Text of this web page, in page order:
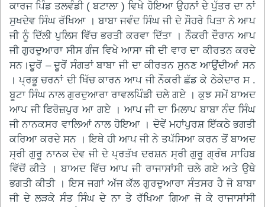
ਕਾਰਜ ਪਿੰਡ ਤਲਵੰਡੀ ( ਬਟਾਲਾ ) ਵਿਖੇ ਹੋਇਆ ਉਹਨਾਂ ਦੇ ਪੁੱਤਰ ਦਾ ਨਾਂ
ਸੁਖਦੇਵ ਸਿੰਘ ਰੱਖਿਆ । ਬਾਬਾ ਜਵੰਦ ਸਿੰਘ ਜੀ ਦੇ ਸੌਹਰੇ ਪਿਤਾ ਨੇ ਆਪ
ਜੀ ਨੂੰ ਦਿੱਲੀ ਪੁਲਿਸ ਵਿੱਚ ਭਰਤੀ ਕਰਵਾ ਦਿੱਤਾ । ਨੌਕਰੀ ਦੌਰਾਨ ਆਪ
ਜੀ ਗੁਰਦੁਆਰਾ ਸੀਸ ਗੰਜ ਵਿਖੇ ਆਸਾ ਜੀ ਦੀ ਵਾਰ ਦਾ ਕੀਰਤਨ ਕਰਦੇ
ਸਨ।ਦੂਰੋਂ – ਦੂਰੋਂ ਸੰਗਤਾਂ ਬਾਬਾ ਜੀ ਦਾ ਕੀਰਤਨ ਸੁਨਣ ਆਉਂਦੀਆਂ ਸਨ
। ਪ੍ਰਭੂ ਚਰਨਾਂ ਦੀ ਖਿੱਚ ਕਾਰਨ ਆਪ ਜੀ ਨੌਕਰੀ ਛੱਡ ਕੇ ਠੇਕੇਦਾਰ ਸ .
ਬੂਟਾ ਸਿੰਘ ਨਾਲ ਗੁਰਦੁਆਰਾ ਰਾਵਲਪਿੰਡੀ ਚਲੇ ਗਏ । ਕੁਝ ਸਮੇਂ ਬਾਅਦ
ਆਪ ਜੀ ਫਿਰੋਜ਼ਪੁਰ ਆ ਗਏ । ਆਪ ਜੀ ਦਾ ਮਿਲਾਪ ਬਾਬਾ ਨੰਦ ਸਿੰਘ
ਜੀ ਨਾਨਕਸਰ ਵਾਲਿਆਂ ਨਾਲ ਹੋਇਆ । ਦੋਵੇਂ ਮਹਾਂਪੁਰਸ਼ ਇੱਕਠੇ ਭਗਤੀ
ਕਰਿਆ ਕਰਦੇ ਸਨ । ਇਥੇ ਹੀ ਆਪ ਜੀ ਨੇ ਤਪੱਸਿਆ ਕਰਨ ਤੋਂ ਬਾਅਦ
ਸ੍ਰੀ ਗੁਰੂ ਨਾਨਕ ਦੇਵ ਜੀ ਦੇ ਪ੍ਰਤੱਖ ਦਰਸ਼ਨ ਸ੍ਰੀ ਗੁਰੂ ਗ੍ਰੰਥ ਸਾਹਿਬ
ਵਿੱਚੋਂ ਕੀਤੇ । ਬਾਅਦ ਵਿੱਚ ਆਪ ਜੀ ਰਾਜਾਸਾਂਸੀ ਚਲੇ ਗਏ ਅਤੇ ਉਥੇ
ਭਗਤੀ ਕੀਤੀ । ਇਸ ਜਗਾਂ ਅੱਜ ਕੱਲ ਗੁਰਦੁਆਰਾ ਸੰਤਸਰ ਹੈ ਜੋ ਬਾਬਾ
ਜੀ ਦੇ ਲੜਕੇ ਸੰਤ ਸਿੰਘ ਦੇ ਨਾ ਤੇ ਰੱਖਿਆ ਗਿਆ ਜੋ ਕੇ ਰਾਜਾਸਾਂਸੀ